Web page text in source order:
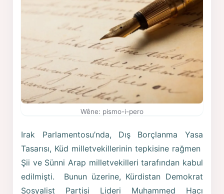
Wêne: pismo-i-pero
Irak Parlamentosu’nda, Dış Borçlanma Yasa
Tasarısı, Küd milletvekillerinin tepkisine rağmen
Şii ve Sünni Arap milletvekilleri tarafından kabul
edilmişti. Bunun üzerine, Kürdistan Demokrat
Sosyalist Partisi Lideri Muhammed Hacı